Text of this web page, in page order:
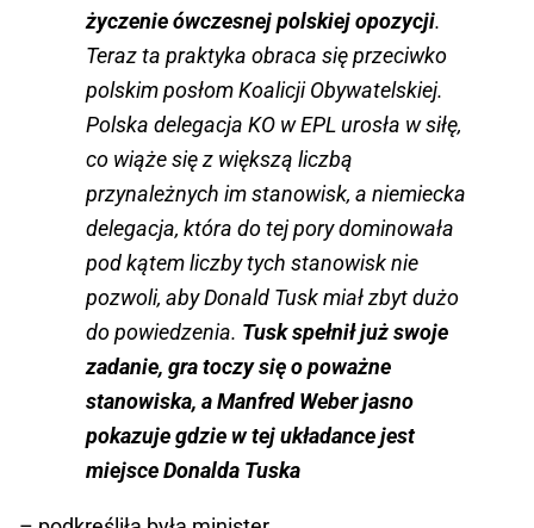
życzenie ówczesnej polskiej opozycji.
Teraz ta praktyka obraca się przeciwko
polskim posłom Koalicji Obywatelskiej.
Polska delegacja KO w EPL urosła w siłę,
co wiąże się z większą liczbą
przynależnych im stanowisk, a niemiecka
delegacja, która do tej pory dominowała
pod kątem liczby tych stanowisk nie
pozwoli, aby Donald Tusk miał zbyt dużo
do powiedzenia. Tusk spełnił już swoje
zadanie, gra toczy się o poważne
stanowiska, a Manfred Weber jasno
pokazuje gdzie w tej układance jest
miejsce Donalda Tuska